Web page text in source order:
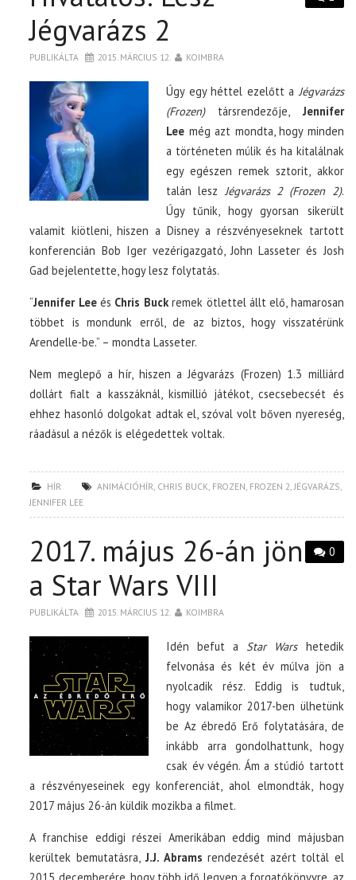
Jégvarázs 2
PUBLIKÁLTA 2015. MÁRCIUS 12. KOIMBRA
Úgy egy héttel ezelőtt a Jégvarázs
(Frozen)társrendezője, Jennifer
Lee még azt mondta, hogy minden
a történeten múlik és ha kitalálnak
egy egészen remek sztorit, akkor
talán leszJégvarázs 2 (Frozen 2).
Úgy tűnik, hogy gyorsan sikerült
valamit kiötleni, hiszen a Disney a részvényeseknek tartott
konferencián Bob Iger vezérigazgató, John Lasseter és Josh
Gad bejelentette, hogy lesz folytatás.
“Jennifer Leeés Chris Buckremek ötlettel állt elő, hamarosan
többet is mondunk erről, de az biztos, hogy visszatérünk
Arendelle-be.” – mondta Lasseter.
Nem meglepő a hír, hiszen a Jégvarázs (Frozen) 1.3 milliárd
dollárt fialt a kasszáknál, kismillió játékot, csecsebecsét és
ehhez hasonló dolgokat adtak el, szóval volt bőven nyereség,
ráadásul a nézők is elégedettek voltak.
HÍR ANIMÁCIÓHÍR, CHRIS BUCK, FROZEN, FROZEN 2,JÉGVARÁZS,
JENNIFER LEE
0
2017. május 26-án jön
a Star Wars VIII
PUBLIKÁLTA 2015. MÁRCIUS 12. KOIMBRA
Idén befut a Star Warshetedik
felvonása és két év múlva jön a
nyolcadik rész. Eddig is tudtuk,
hogy valamikor 2017-ben ülhetünk
be Az ébredő Erő folytatására, de
inkább arra gondolhattunk, hogy
csak év végén. Ám a stúdió tartott
a részvényeseinek egy konferenciát, ahol elmondták, hogy
2017 május 26-án küldik mozikba a filmet.
A franchise eddigi részei Amerikában eddig mind májusban
kerültek bemutatásra,J.J. Abrams rendezését azért toltál el